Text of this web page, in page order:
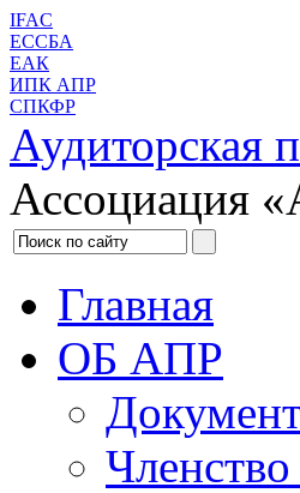
IFAC
ЕССБА
ЕАК
ИПК АПР
СПКФР
Аудиторская
Ассоциация
Главная
ОБ АПР